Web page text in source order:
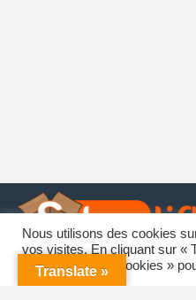
Nous utilisons des cookies
vos visites. En cliquant sur «
Paramètres des cookies »
Translate »